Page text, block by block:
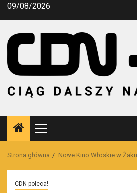
Przejdź
09/08/2026
Menu
główne
Strona główna Nowe Kino Włoskie w Żaku
CDN poleca!